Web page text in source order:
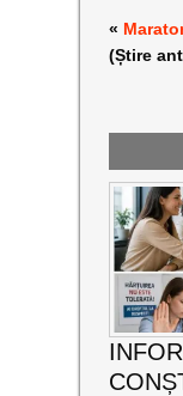
«
(Știre